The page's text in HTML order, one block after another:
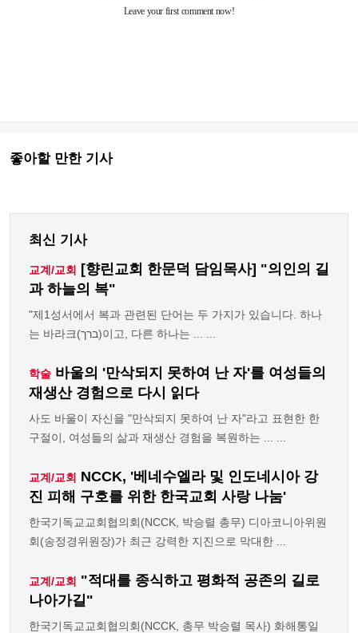
좋아할 만한 기사
최신 기사
교계/교회 [향린교회 한문덕 담임목사] "의인의 길
과 하늘의 복"
"제1성서에서 복과 관련된 단어는 두 가지가 있습니다. 하나
는 바라크(ברך)이고, 다른 하나는 ... ...
학술 바울의 '만삭되지 못하여 난 자'를 여성들의
재생산 경험으로 다시 읽다
사도 바울이 자신을 "만삭되지 못하여 난 자"라고 표현한 한
구절이, 여성들의 삶과 재생산 경험을 복원하는 ... ...
교계/교회 NCCK, '베네수엘라 및 인도네시아 강
진 피해 구호를 위한 한국교회 사랑 나눔'
한국기독교교회협의회(NCCK, 박승렬 총무) 디아코니아위원
회(송정경위원장)가 최근 강력한 지진으로 막대한 ...
교계/교회 "적대를 종식하고 평화적 공존의 길로
나아가길"
한국기독교교회협의회(NCCK, 총무 박승렬 목사) 화해통일